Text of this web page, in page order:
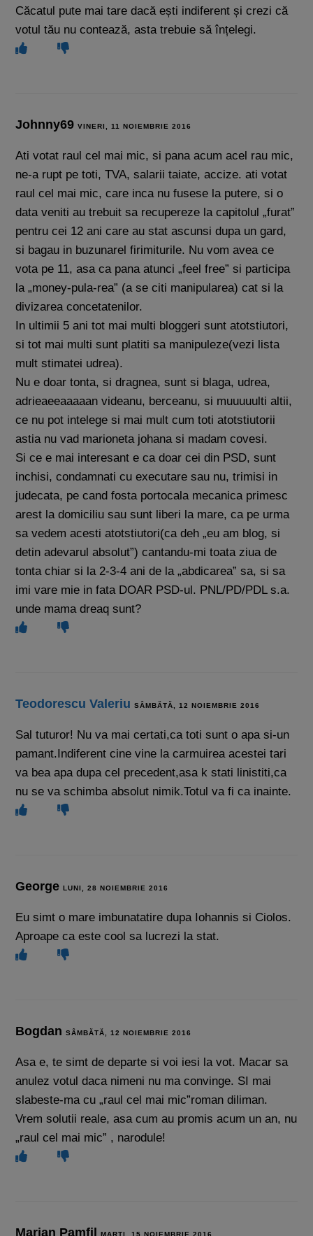
Căcatul pute mai tare dacă ești indiferent și crezi că
votul tău nu contează, asta trebuie să înțelegi.
Johnny69VINERI, 11 NOIEMBRIE 2016
Ati votat raul cel mai mic, si pana acum acel rau mic,
ne-a rupt pe toti, TVA, salarii taiate, accize. ati votat
raul cel mai mic, care inca nu fusese la putere, si o
data veniti au trebuit sa recupereze la capitolul „furat”
pentru cei 12 ani care au stat ascunsi dupa un gard,
si bagau in buzunarel firimiturile. Nu vom avea ce
vota pe 11, asa ca pana atunci „feel free” si participa
la „money-pula-rea” (a se citi manipularea) cat si la
divizarea concetatenilor.
In ultimii 5 ani tot mai multi bloggeri sunt atotstiutori,
si tot mai multi sunt platiti sa manipuleze(vezi lista
mult stimatei udrea).
Nu e doar tonta, si dragnea, sunt si blaga, udrea,
adrieaeeaaaaan videanu, berceanu, si muuuuulti altii,
ce nu pot intelege si mai mult cum toti atotstiutorii
astia nu vad marioneta johana si madam covesi.
Si ce e mai interesant e ca doar cei din PSD, sunt
inchisi, condamnati cu executare sau nu, trimisi in
judecata, pe cand fosta portocala mecanica primesc
arest la domiciliu sau sunt liberi la mare, ca pe urma
sa vedem acesti atotstiutori(ca deh „eu am blog, si
detin adevarul absolut”) cantandu-mi toata ziua de
tonta chiar si la 2-3-4 ani de la „abdicarea” sa, si sa
imi vare mie in fata DOAR PSD-ul. PNL/PD/PDL s.a.
unde mama dreaq sunt?
Teodorescu Valeriu SÂMBĂTĂ, 12 NOIEMBRIE 2016
Sal tuturor! Nu va mai certati,ca toti sunt o apa si-un
pamant.Indiferent cine vine la carmuirea acestei tari
va bea apa dupa cel precedent,asa k stati linistiti,ca
nu se va schimba absolut nimik.Totul va fi ca inainte.
GeorgeLUNI, 28 NOIEMBRIE 2016
Eu simt o mare imbunatatire dupa Iohannis si Ciolos.
Aproape ca este cool sa lucrezi la stat.
BogdanSÂMBĂTĂ, 12 NOIEMBRIE 2016
Asa e, te simt de departe si voi iesi la vot. Macar sa
anulez votul daca nimeni nu ma convinge. SI mai
slabeste-ma cu „raul cel mai mic”roman diliman.
Vrem solutii reale, asa cum au promis acum un an, nu
„raul cel mai mic” , narodule!
Marian PamfilMARȚI, 15 NOIEMBRIE 2016